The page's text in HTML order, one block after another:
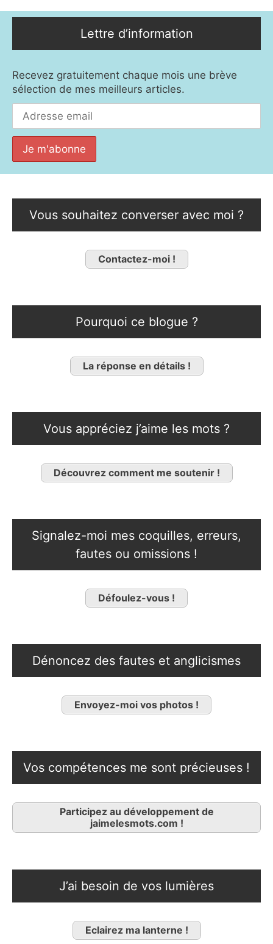
Lettre d’information
Recevez gratuitement chaque mois une brève
sélection de mes meilleurs articles.
Vous souhaitez converser avec moi ?
Contactez-moi !
Pourquoi ce blogue ?
La réponse en détails !
Vous appréciez j’aime les mots ?
Découvrez comment me soutenir !
Signalez-moi mes coquilles, erreurs,
fautes ou omissions !
Défoulez-vous !
Dénoncez des fautes et anglicismes
Envoyez-moi vos photos !
Vos compétences me sont précieuses !
Participez au développement de
jaimelesmots.com !
J’ai besoin de vos lumières
Eclairez ma lanterne !